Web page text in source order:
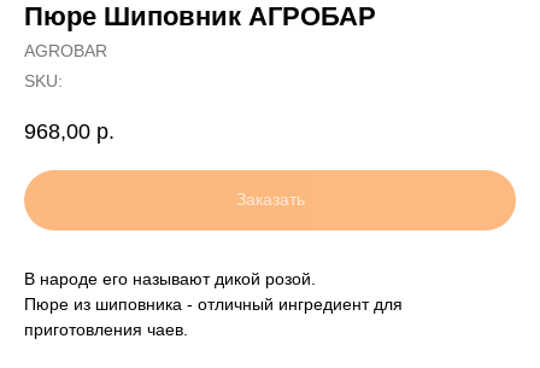
Пюре Шиповник АГРОБАР
AGROBAR
SKU:
968,00 р.
Заказать
В народе его называют дикой розой.
Пюре из шиповника - отличный ингредиент для
приготовления чаев.